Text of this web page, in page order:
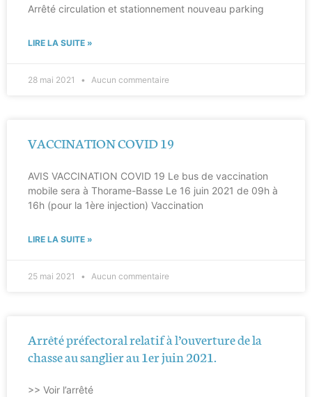
Arrêté circulation et stationnement nouveau parking
LIRE LA SUITE »
28 mai 2021 Aucun commentaire
VACCINATION COVID 19
AVIS VACCINATION COVID 19 Le bus de vaccination
mobile sera à Thorame-Basse Le 16 juin 2021 de 09h à
16h (pour la 1ère injection) Vaccination
LIRE LA SUITE »
25 mai 2021 Aucun commentaire
Arrêté préfectoral relatif à l’ouverture de la
chasse au sanglier au 1er juin 2021.
>> Voir l’arrêté